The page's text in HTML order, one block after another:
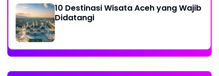
10 Destinasi Wisata Aceh yang Wajib
Didatangi